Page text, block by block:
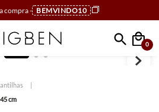
compra - BEMVINDO10
0
cm